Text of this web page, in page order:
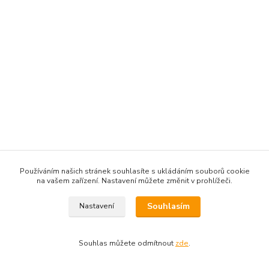
Používáním našich stránek souhlasíte s ukládáním souborů cookie
na vašem zařízení. Nastavení můžete změnit v prohlížeči.
Nastavení Souhlasím
Souhlas můžete odmítnout zde.